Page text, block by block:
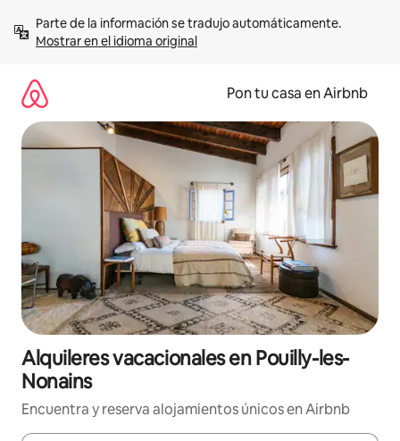
contenidoMostrar en el idioma original
Pon tu casa en Airbnb
Alquileres vacacionales en Pouilly-les-
Nonains
Encuentra y reserva alojamientos únicos en Airbnb